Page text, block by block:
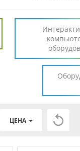
ЦЕНА 